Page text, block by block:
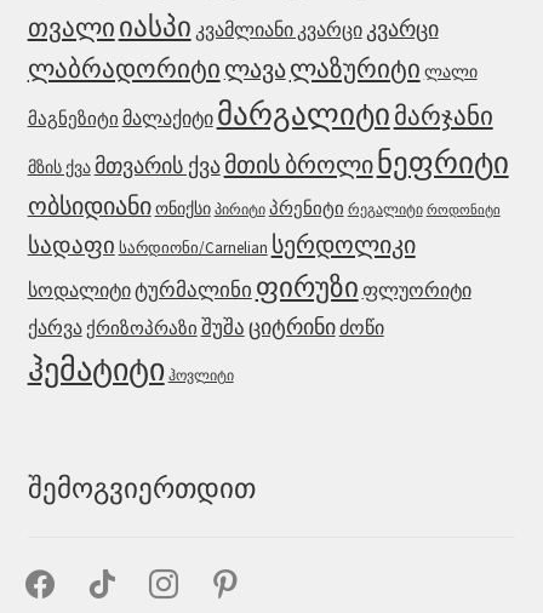
თვალიიასპი კვამლიანი კვარცი კვარცი
ლაბრადორიტი ლავალაზურიტი ლალი
მაგნეზიტი მალაქიტი მარგალიტიმარჯანი
მზის ქვა მთვარის ქვამთის ბროლინეფრიტი
ობსიდიანიონიქსი პირიტი პრენიტი რეგალიტი როდონიტი
სადაფი სარდიონი/Carnelian სერდოლიკი
სოდალიტიტურმალინი ფირუზი ფლუორიტი
ქარვა ქრიზოპრაზი შუშაციტრინიძოწი
ჰემატიტი ჰოვლიტი
შემოგვიერთდით
facebook tiktok instagrampinterest